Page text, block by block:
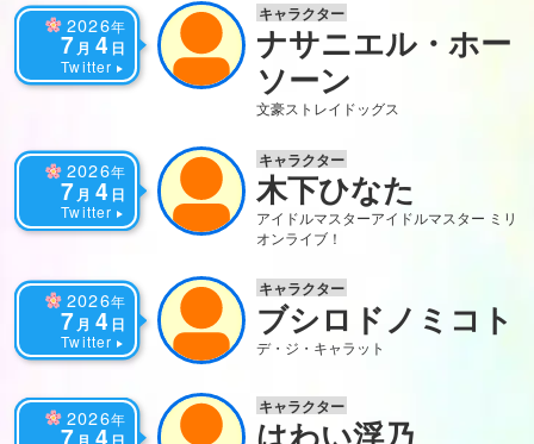
2026年
7月 4 日
Twitter
キャラクター
ナサニエル・ホー
ソーン
文豪ストレイドッグス
2026年
7月 4 日
Twitter
キャラクター
木下ひなた
アイドルマスターアイドルマスター ミリ
オンライブ！
2026年
7月 4 日
Twitter
キャラクター
ブシロドノミコト
デ・ジ・キャラット
2026年
7 4
キャラクター
はわい浮乃